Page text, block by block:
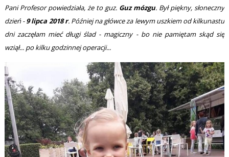
Pani Profesor powiedziała, że to guz. Guz mózgu. Był piękny, słoneczny
dzień -9 lipca 2018 r. Później na główce za lewym uszkiem od kilkunastu
dni zaczęłam mieć długi ślad - magiczny - bo nie pamiętam skąd się
wziął... po kilku godzinnej operacji...